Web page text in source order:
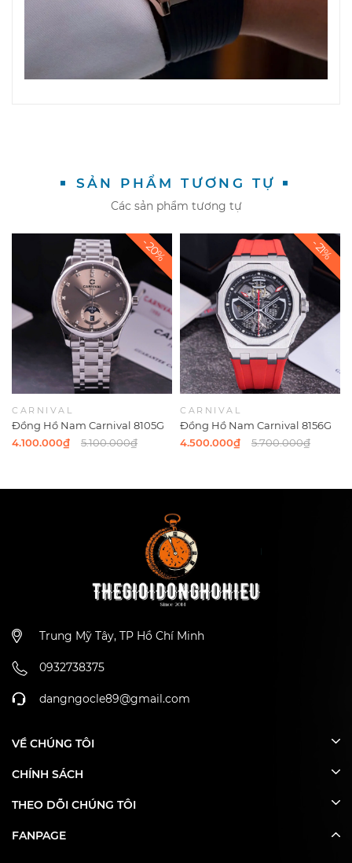
SẢN PHẨM TƯƠNG TỰ
Các sản phẩm tương tự
CARNIVAL
Đồng Hồ Nam Carnival 8105G
Tự Động Mặt Xám Vỏ Silver
4.100.000₫ 5.100.000₫
CARNIVAL
Đồng Hồ Nam Carnival 8156G
Tự Động Dây Cao Su Đỏ Vỏ
4.500.000₫ 5.700.000₫
Trung Mỹ Tây, TP Hồ Chí Minh
0932738375
dangngocle89@gmail.com
VỀ CHÚNG TÔI
CHÍNH SÁCH
THEO DÕI CHÚNG TÔI
FANPAGE